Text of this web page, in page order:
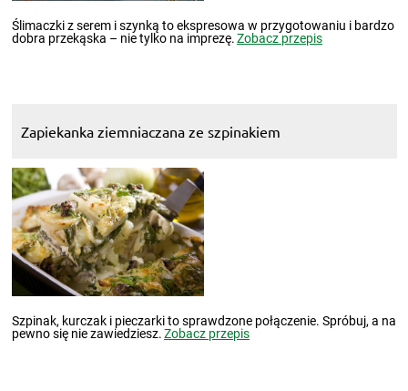
Ślimaczki z serem i szynką to ekspresowa w przygotowaniu i bardzo
dobra przekąska – nie tylko na imprezę.Zobacz przepis
Zapiekanka ziemniaczana ze szpinakiem
Szpinak, kurczak i pieczarki to sprawdzone połączenie. Spróbuj, a na
pewno się nie zawiedziesz.Zobacz przepis